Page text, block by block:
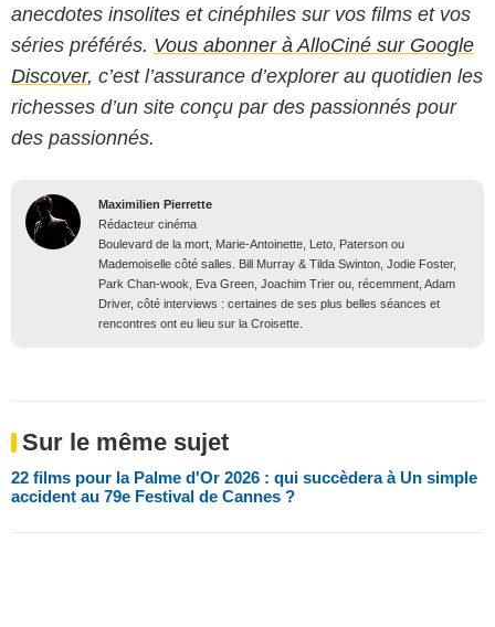
anecdotes insolites et cinéphiles sur vos films et vos
séries préférés. Vous abonner à AlloCiné sur Google
Discover, c’est l’assurance d’explorer au quotidien les
richesses d’un site conçu par des passionnés pour
des passionnés.
Maximilien Pierrette
Rédacteur cinéma
Boulevard de la mort, Marie-Antoinette, Leto, Paterson ou
Mademoiselle côté salles. Bill Murray & Tilda Swinton, Jodie Foster,
Park Chan-wook, Eva Green, Joachim Trier ou, récemment, Adam
Driver, côté interviews : certaines de ses plus belles séances et
rencontres ont eu lieu sur la Croisette.
Sur le même sujet
22 films pour la Palme d'Or 2026 : qui succèdera à Un simple
accident au 79e Festival de Cannes ?